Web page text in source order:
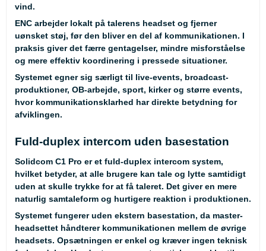
vind.
ENC arbejder lokalt på talerens headset og fjerner
uønsket støj, før den bliver en del af kommunikationen. I
praksis giver det færre gentagelser, mindre misforståelse
og mere effektiv koordinering i pressede situationer.
Systemet egner sig særligt til live-events, broadcast-
produktioner, OB-arbejde, sport, kirker og større events,
hvor kommunikationsklarhed har direkte betydning for
afviklingen.
Fuld-duplex intercom uden basestation
Solidcom C1 Pro er et fuld-duplex intercom system,
hvilket betyder, at alle brugere kan tale og lytte samtidigt
uden at skulle trykke for at få taleret. Det giver en mere
naturlig samtaleform og hurtigere reaktion i produktionen.
Systemet fungerer uden ekstern basestation, da master-
headsettet håndterer kommunikationen mellem de øvrige
headsets. Opsætningen er enkel og kræver ingen teknisk